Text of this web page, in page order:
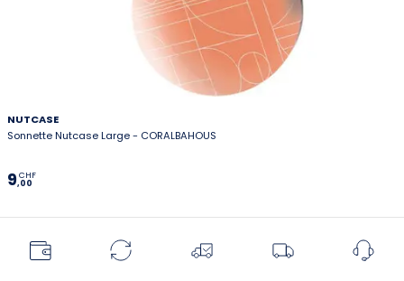
NUTCASE
Sonnette Nutcase Large - CORALBAHOUS
9,00
CHF